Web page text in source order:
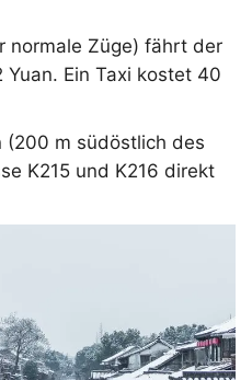
normale Züge) fährt der
Yuan. Ein Taxi kostet 40
(200 m südöstlich des
K215 und K216 direkt